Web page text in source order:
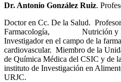
Dr. Antonio González Ruiz.
Doctor en Cc. De la Salud.
Farmacología, Nutrición y
Investigador en el campo de la
cardiovascular. Miembro de la
de Química Médica del CSIC y de
instituto de Investigación en
URJC.